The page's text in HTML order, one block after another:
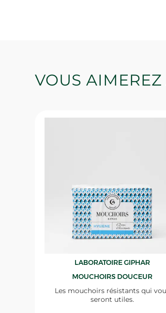
VOUS AIMEREZ
LABORATOIRE GIPHAR
MOUCHOIRS DOUCEUR
Les mouchoirs résistants qui
seront utiles.